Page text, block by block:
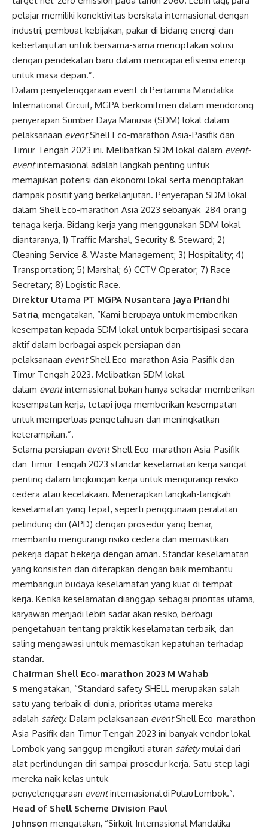
pelajar memiliki konektivitas berskala internasional dengan
industri, pembuat kebijakan, pakar di bidang energi dan
keberlanjutan untuk bersama-sama menciptakan solusi
dengan pendekatan baru dalam mencapai efisiensi energi
untuk masa depan.”.
Dalam penyelenggaraan event di Pertamina Mandalika
International Circuit, MGPA berkomitmen dalam mendorong
penyerapan Sumber Daya Manusia (SDM) lokal dalam
pelaksanaan eventShell Eco-marathon Asia-Pasifik dan
Timur Tengah 2023 ini. Melibatkan SDM lokal dalam event-
eventinternasional adalah langkah penting untuk
memajukan potensi dan ekonomi lokal serta menciptakan
dampak positif yang berkelanjutan. Penyerapan SDM lokal
dalam Shell Eco-marathon Asia 2023 sebanyak 284 orang
tenaga kerja. Bidang kerja yang menggunakan SDM lokal
diantaranya, 1) Traffic Marshal, Security & Steward; 2)
Cleaning Service & Waste Management; 3) Hospitality; 4)
Transportation; 5) Marshal; 6) CCTV Operator; 7) Race
Secretary; 8) Logistic Race.
Direktur Utama PT MGPA Nusantara Jaya Priandhi
Satria, mengatakan, “Kami berupaya untuk memberikan
kesempatan kepada SDM lokal untuk berpartisipasi secara
aktif dalam berbagai aspek persiapan dan
pelaksanaan eventShell Eco-marathon Asia-Pasifik dan
Timur Tengah 2023. Melibatkan SDM lokal
dalam eventinternasional bukan hanya sekadar memberikan
kesempatan kerja, tetapi juga memberikan kesempatan
untuk memperluas pengetahuan dan meningkatkan
keterampilan.”.
Selama persiapan eventShell Eco-marathon Asia-Pasifik
dan Timur Tengah 2023 standar keselamatan kerja sangat
penting dalam lingkungan kerja untuk mengurangi resiko
cedera atau kecelakaan. Menerapkan langkah-langkah
keselamatan yang tepat, seperti penggunaan peralatan
pelindung diri (APD) dengan prosedur yang benar,
membantu mengurangi risiko cedera dan memastikan
pekerja dapat bekerja dengan aman. Standar keselamatan
yang konsisten dan diterapkan dengan baik membantu
membangun budaya keselamatan yang kuat di tempat
kerja. Ketika keselamatan dianggap sebagai prioritas utama,
karyawan menjadi lebih sadar akan resiko, berbagi
pengetahuan tentang praktik keselamatan terbaik, dan
saling mengawasi untuk memastikan kepatuhan terhadap
standar.
Chairman Shell Eco-marathon 2023 M Wahab
S mengatakan, “Standard safety SHELL merupakan salah
satu yang terbaik di dunia, prioritas utama mereka
adalah safety. Dalam pelaksanaan eventShell Eco-marathon
Asia-Pasifik dan Timur Tengah 2023 ini banyak vendor lokal
Lombok yang sanggup mengikuti aturan safetymulai dari
alat perlindungan diri sampai prosedur kerja. Satu step lagi
mereka naik kelas untuk
penyelenggaraan eventinternasional di Pulau Lombok.”.
Head of Shell Scheme Division Paul
Johnson mengatakan, “Sirkuit Internasional Mandalika